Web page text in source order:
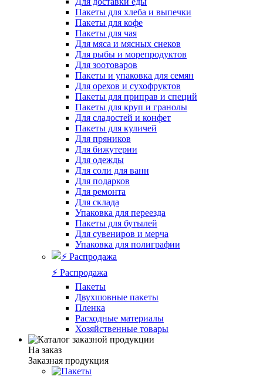
Пакеты для хлеба и выпечки
Пакеты для кофе
Пакеты для чая
Для мяса и мясных снеков
Для рыбы и морепродуктов
Для зоотоваров
Пакеты и упаковка для семян
Для орехов и сухофруктов
Пакеты для приправ и специй
Пакеты для круп и гранолы
Для сладостей и конфет
Пакеты для куличей
Для пряников
Для бижутерии
Для одежды
Для соли для ванн
Для подарков
Для ремонта
Для склада
Упаковка для переезда
Пакеты для бутылей
Для сувениров и мерча
Упаковка для полиграфии
⚡️ Распродажа
Пакеты
Двухшовные пакеты
Пленка
Расходные материалы
Хозяйственные товары
На заказ
Заказная продукция